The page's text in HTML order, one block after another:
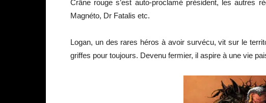
Crâne rouge s’est auto-proclamé président, les autres
Magnéto, Dr Fatalis etc.
Logan, un des rares héros à avoir survécu, vit sur le
griffes pour toujours. Devenu fermier, il aspire à une vie